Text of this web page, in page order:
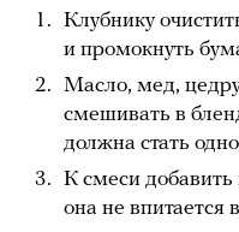
Клубнику
и промокнуть
Масло, мед,
смешивать в
должна стать
К смеси добавить
она не впитается